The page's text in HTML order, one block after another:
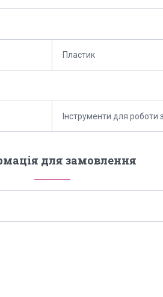
Пластик
Інструменти для
для замовлення